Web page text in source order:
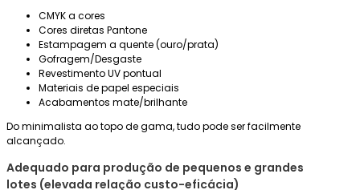
CMYK a cores
Cores diretas Pantone
Estampagem a quente (ouro/prata)
Gofragem/Desgaste
Revestimento UV pontual
Materiais de papel especiais
Acabamentos mate/brilhante
Do minimalista ao topo de gama, tudo pode ser facilmente
alcançado.
Adequado para produção de pequenos e grandes
lotes (elevada relação custo-eficácia)